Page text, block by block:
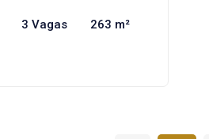
3 Vagas 263 m²